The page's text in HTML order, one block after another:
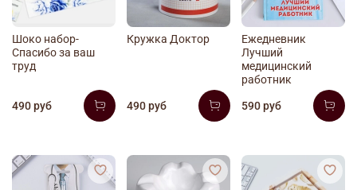
Шоко набор-
Спасибо за ваш
труд
490 руб
Кружка Доктор
490 руб
Ежедневник
Лучший
медицинский
работник
590 руб